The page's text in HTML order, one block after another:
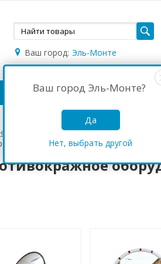
Ваш город: Эль-Монте
Ваш город Эль-Монте?
Да
Нет, выбрать другой
ОПЛАТА И ДОСТАВКА
Антикражные системы России
оборудование ➣ Болгар